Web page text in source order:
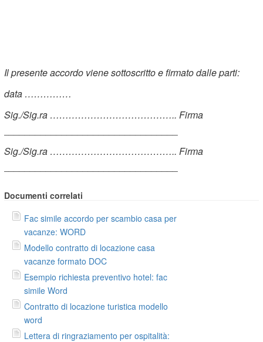
Il presente accordo viene sottoscritto e firmato dalle parti:
data ……………
Sig./Sig.ra ………………………………….. Firma
Sig./Sig.ra ………………………………….. Firma
Documenti correlati
Fac simile accordo per scambio casa per
vacanze: WORD
Modello contratto di locazione casa
vacanze formato DOC
Esempio richiesta preventivo hotel: fac
simile Word
Contratto di locazione turistica modello
word
Lettera di ringraziamento per ospitalità: